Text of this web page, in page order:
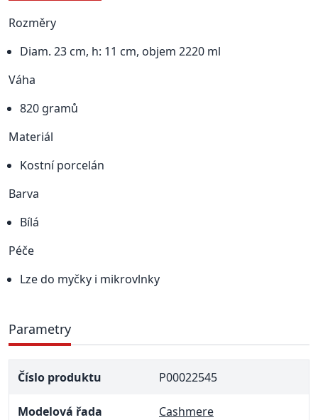
Rozměry
Diam. 23 cm, h: 11 cm, objem 2220 ml
Váha
820 gramů
Materiál
Kostní porcelán
Barva
Bílá
Péče
Lze do myčky i mikrovlnky
Parametry
Číslo produktu P00022545
Modelová řada Cashmere